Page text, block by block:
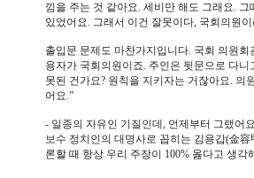
낌을 주는 것 같아요. 세비만 해도 그래요.
있었어요. 그래서 이건 잘못이다, 국회의원
출입문 문제도 마찬가지입니다. 국회 의원
용자가 국회의원이죠. 주인은 뒷문으로 다
못된 건가요? 원칙을 지키자는 거잖아요. 의
어요.”
- 일종의 자유인 기질인데, 언제부터 그랬어
보수 정치인의 대명사로 꼽히는 김용갑(金
론할 때 항상 우리 주장이 100% 옳다고 생